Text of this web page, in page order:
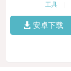
工具
安卓下载